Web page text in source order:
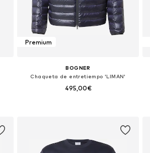
Premium
BOGNER
Chaqueta de entretiempo 'LIMAN'
495,00€